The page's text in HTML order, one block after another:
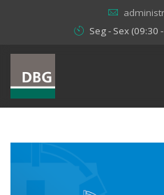
Seg - Sex (09:30